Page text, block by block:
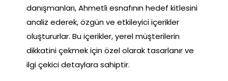
danışmanları, Ahmetli esnafının hedef kitlesini
analiz ederek, özgün ve etkileyici içerikler
oluştururlar. Bu içerikler, yerel müşterilerin
dikkatini çekmek için özel olarak tasarlanır ve
ilgi çekici detaylara sahiptir.